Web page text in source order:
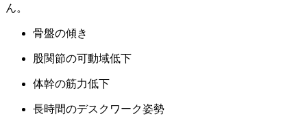
ん。
骨盤の傾き
股関節の可動域低下
体幹の筋力低下
長時間のデスクワーク姿勢